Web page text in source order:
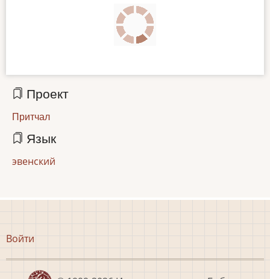
Проект
Притчал
Язык
эвенский
Меню
записи
Войти